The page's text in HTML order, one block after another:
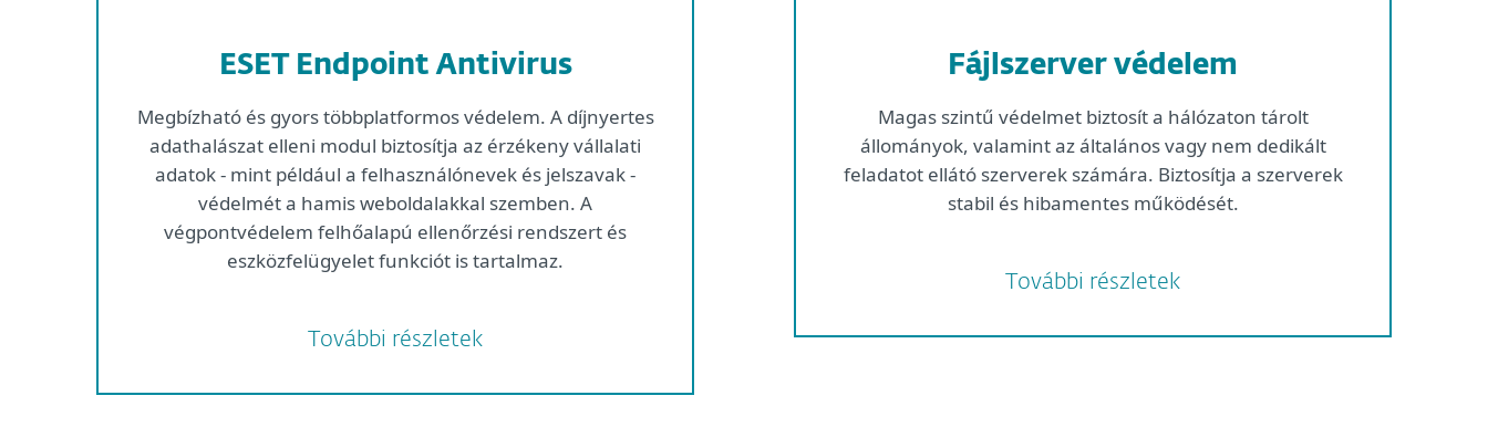
ESET Endpoint Antivirus
Megbízható és gyors többplatformos védelem. A díjnyertes
adathalászat elleni modul biztosítja az érzékeny vállalati
adatok - mint például a felhasználónevek és jelszavak -
védelmét a hamis weboldalakkal szemben. A
végpontvédelem felhőalapú ellenőrzési rendszert és
eszközfelügyelet funkciót is tartalmaz.
További részletek
Fájlszerver védelem
Magas szintű védelmet biztosít a hálózaton tárolt
állományok, valamint az általános vagy nem dedikált
feladatot ellátó szerverek számára. Biztosítja a szerverek
stabil és hibamentes működését.
További részletek